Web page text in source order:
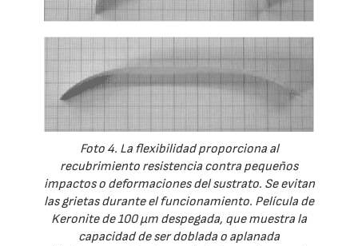
Foto 4. La flexibilidad proporciona al
recubrimiento resistencia contra pequeños
impactos o deformaciones del sustrato. Se evitan
las grietas durante el funcionamiento. Película de
Keronite de 100 µm despegada, que muestra la
capacidad de ser doblada o aplanada